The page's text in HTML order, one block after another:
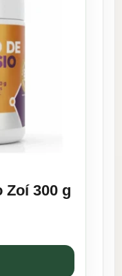
Zoí 300 g